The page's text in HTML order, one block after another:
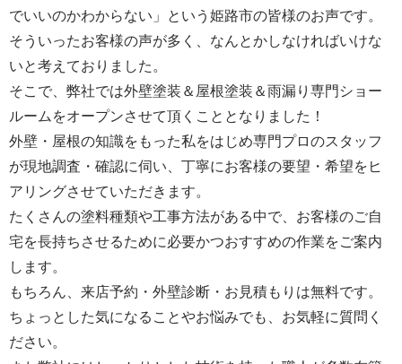
でいいのかわからない」という姫路市の皆様のお声です。
そういったお客様の声が多く、なんとかしなければいけな
いと考えておりました。
そこで、弊社では外壁塗装＆屋根塗装＆雨漏り専門ショー
ルームをオープンさせて頂くこととなりました！
外壁・屋根の知識をもった私をはじめ専門プロのスタッフ
が現地調査・確認に伺い、丁寧にお客様の要望・希望をヒ
アリングさせていただきます。
たくさんの塗料種類や工事方法がある中で、お客様のご自
宅を長持ちさせるために必要かつおすすめの作業をご案内
します。
もちろん、来店予約・外壁診断・お見積もりは無料です。
ちょっとした気になることやお悩みでも、お気軽に質問く
ださい。